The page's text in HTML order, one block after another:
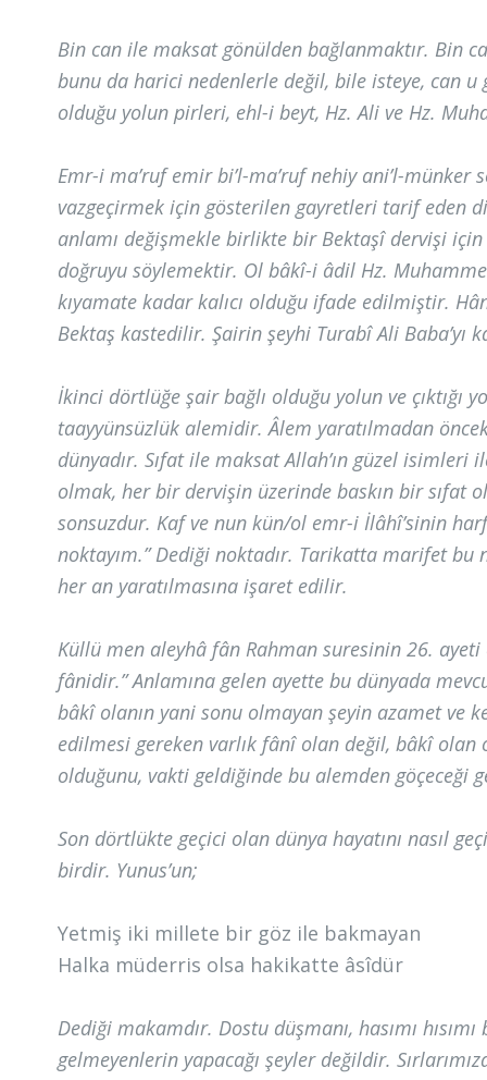
Bin can ile maksat gönülden bağlanmaktır. Bin
bunu da harici nedenlerle değil, bile isteye, can u
olduğu yolun pirleri, ehl-i beyt, Hz. Ali ve Hz.
Emr-i ma’ruf emir bi’l-ma’ruf nehiy ani’l-
vazgeçirmek için gösterilen gayretleri tarif eden
anlamı değişmekle birlikte bir Bektaşî dervişi
doğruyu söylemektir. Ol bâkî-i âdil Hz.
kıyamate kadar kalıcı olduğu ifade edilmiştir.
Bektaş kastedilir. Şairin şeyhi Turabî Ali
İkinci dörtlüğe şair bağlı olduğu yolun ve
taayyünsüzlük alemidir. Âlem yaratılmadan
dünyadır. Sıfat ile maksat Allah’ın güzel isimleri
olmak, her bir dervişin üzerinde baskın bir sıfat
sonsuzdur. Kaf ve nun kün/ol emr-i İlâhî’sinin
noktayım.” Dediği noktadır. Tarikatta marifet bu
her an yaratılmasına işaret edilir.
Küllü men aleyhâ fân Rahman suresinin 26.
fânidir.” Anlamına gelen ayette bu dünyada
bâkî olanın yani sonu olmayan şeyin azamet ve
edilmesi gereken varlık fânî olan değil, bâkî
olduğunu, vakti geldiğinde bu alemden göçeceği
Son dörtlükte geçici olan dünya hayatını nasıl
birdir. Yunus’un;
Yetmiş iki millete bir göz ile bakmayan
Halka müderris olsa hakikatte âsîdür
Dediği makamdır. Dostu düşmanı, hasımı
gelmeyenlerin yapacağı şeyler değildir.